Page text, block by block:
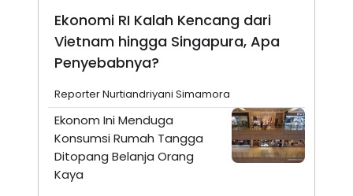
Ekonomi RI Kalah Kencang dari
Vietnam hingga Singapura, Apa
Penyebabnya?
Reporter Nurtiandriyani Simamora
Ekonom Ini Menduga
Konsumsi Rumah Tangga
Ditopang Belanja Orang
Kaya